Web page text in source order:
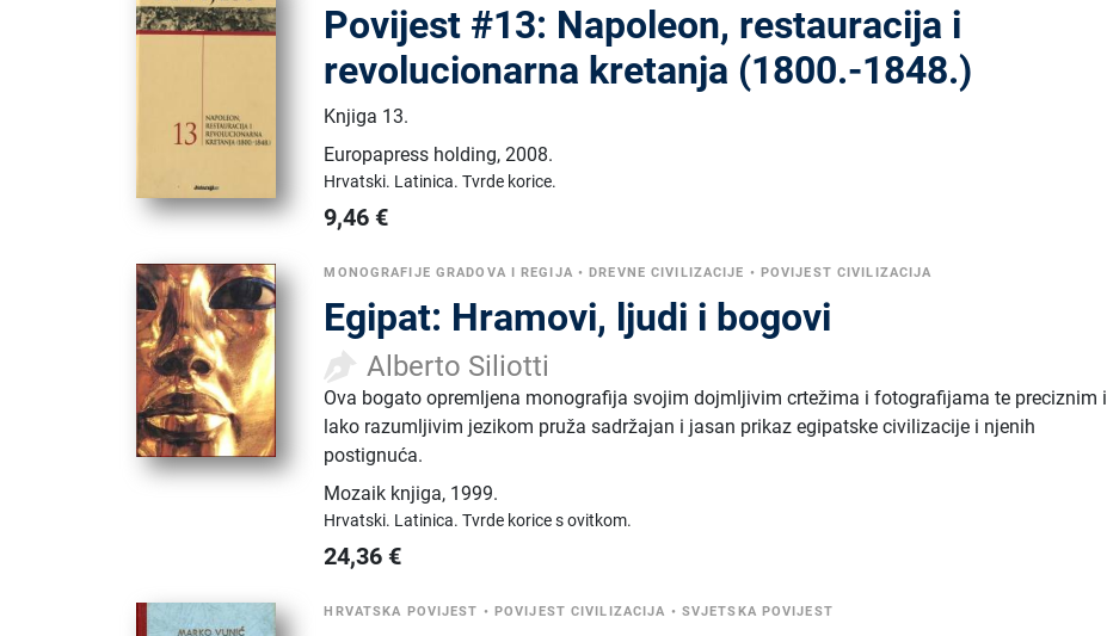
Povijest #13: Napoleon, restauracija i
revolucionarna kretanja (1800.-1848.)
Knjiga 13.
Europapress holding,2008.
Hrvatski. Latinica.Tvrde korice.
9,46 €
MONOGRAFIJE GRADOVA I REGIJA •DREVNE CIVILIZACIJE • POVIJEST CIVILIZACIJA
Egipat: Hramovi, ljudi i bogovi
Alberto Siliotti
Ova bogato opremljena monografija svojim dojmljivim crtežima i fotografijama te preciznim i
lako razumljivim jezikom pruža sadržajan i jasan prikaz egipatske civilizacije i njenih
postignuća.
Mozaik knjiga, 1999.
Hrvatski. Latinica.Tvrde korice s ovitkom.
24,36 €
HRVATSKA POVIJEST • POVIJEST CIVILIZACIJA • SVJETSKA POVIJEST